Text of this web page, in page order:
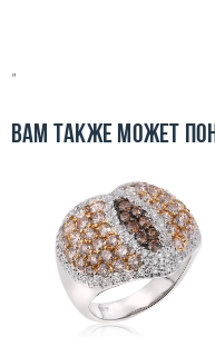
"
Вам также может